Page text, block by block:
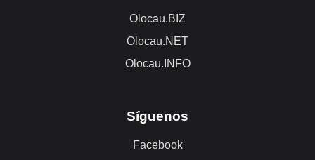
Olocau.BIZ
Olocau.NET
Olocau.INFO
Síguenos
Facebook